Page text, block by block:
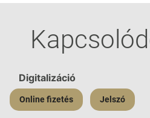
Digitalizáció
Online fizetés Jelszó